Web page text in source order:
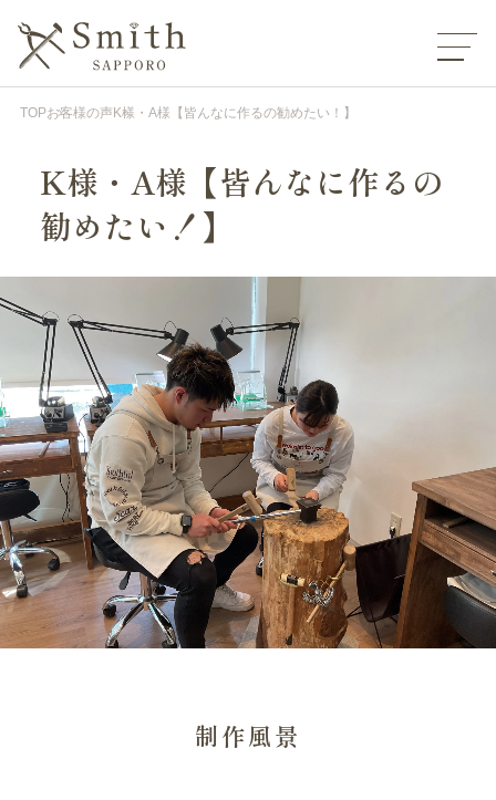
TOPお客様の声K様・A様【皆んなに作るの勧めたい！】
K様・A様【皆んなに作るの
勧めたい！】
制作風景